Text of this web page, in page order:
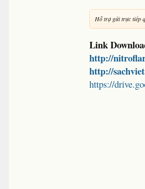
Hỗ trợ gửi trực tiếp
Link
http://
http://
https://